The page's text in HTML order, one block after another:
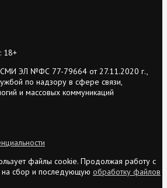
18+
СМИ ЭЛ №ФС 77-79664 от 27.11.2020 г.,
по надзору в сфере связи,
и массовых коммуникаций
файлы cookie. Продолжая работу с
на сбор и последующую обработку файлов